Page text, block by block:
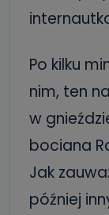
Po kilku
nim, ten
w
bociana
Jak
później